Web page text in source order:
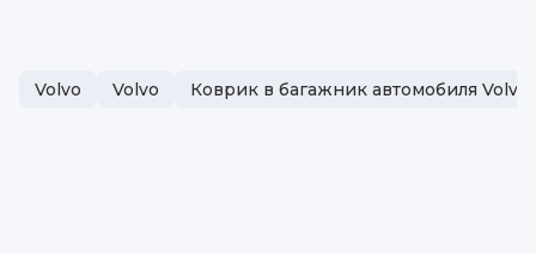
Volvo Volvo Коврик в багажник автомобиля Volvo